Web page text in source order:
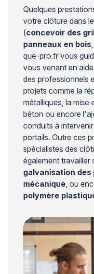
Quelques
votre clôture dans
(concevoir des
panneaux en bois
que-pro.fr vous
vous venant en
des professionnels
projets comme la
métalliques, la mise
béton ou encore
conduits à
portails. Outre ces
spécialistes des
également travailler
galvanisation des
mécanique , ou
polymère